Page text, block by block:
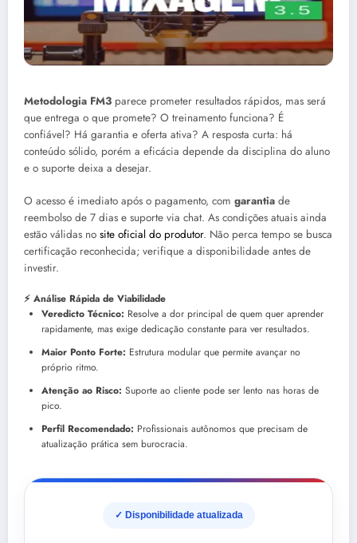
Metodologia FM3 parece prometer resultados rápidos, mas será
que entrega o que promete? O treinamento funciona? É
confiável? Há garantia e oferta ativa? A resposta curta: há
conteúdo sólido, porém a eficácia depende da disciplina do aluno
e o suporte deixa a desejar.
O acesso é imediato após o pagamento, com garantia de
reembolso de 7 dias e suporte via chat. As condições atuais ainda
estão válidas no site oficial do produtor. Não perca tempo se busca
certificação reconhecida; verifique a disponibilidade antes de
investir.
⚡ Análise Rápida de Viabilidade
Veredicto Técnico: Resolve a dor principal de quem quer aprender
rapidamente, mas exige dedicação constante para ver resultados.
Maior Ponto Forte: Estrutura modular que permite avançar no
próprio ritmo.
Atenção ao Risco: Suporte ao cliente pode ser lento nas horas de
pico.
Perfil Recomendado: Profissionais autônomos que precisam de
atualização prática sem burocracia.
✓ Disponibilidade atualizada